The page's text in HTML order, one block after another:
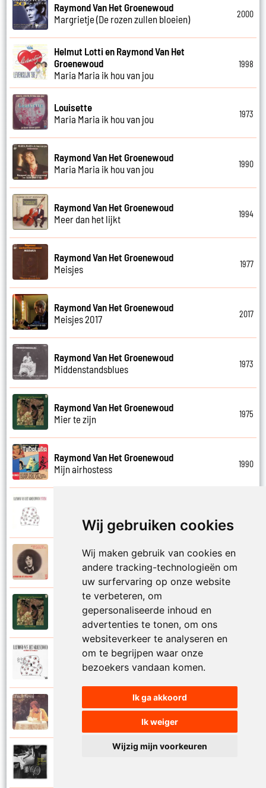
Wij gebruiken cookies
Wij maken gebruik van cookies en
andere tracking-technologieën om
uw surfervaring op onze website
te verbeteren, om
gepersonaliseerde inhoud en
advertenties te tonen, om ons
websiteverkeer te analyseren en
om te begrijpen waar onze
bezoekers vandaan komen.
Ik ga akkoord
Ik weiger
Wijzig mijn voorkeuren
Raymond Van Het Groenewoud
Margrietje (De rozen zullen bloeien)
2000
Helmut Lotti en Raymond Van Het
Groenewoud
Maria Maria ik hou van jou
1998
Louisette
Maria Maria ik hou van jou
1973
Raymond Van Het Groenewoud
Maria Maria ik hou van jou
1990
Raymond Van Het Groenewoud
Meer dan het lijkt
1994
Raymond Van Het Groenewoud
Meisjes
1977
Raymond Van Het Groenewoud
Meisjes 2017
2017
Raymond Van Het Groenewoud
Middenstandsblues
1973
Raymond Van Het Groenewoud
Mier te zijn
1975
Raymond Van Het Groenewoud
Mijn airhostess
1990
Mijn leven lang
Raymond Van Het Groenewoud
Mijn lieve schatje
Raymond Van Het Groenewoud
Mijn schoolgaande jeugd
Raymond Van Het Groenewoud
Mijnheer de postbode
Raymond Van Het Groenewoud